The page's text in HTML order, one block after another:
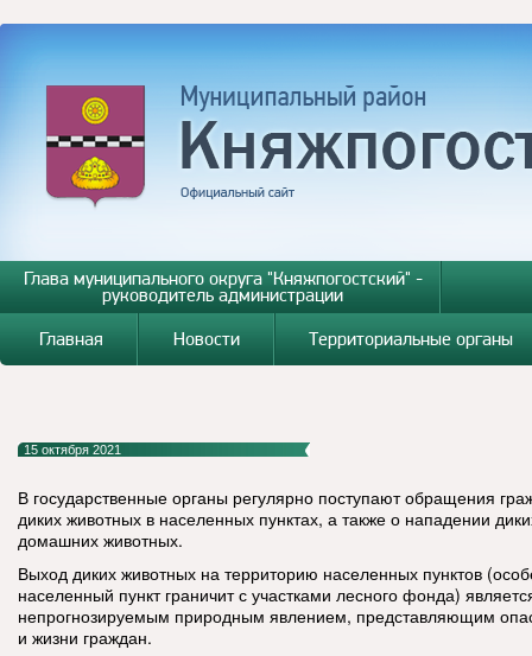
Глава муниципального округа "Княжпогостский" -
руководитель администрации
Главная
Новости Территориальные органы
15 октября 2021
В государственные органы регулярно поступают обращения
диких животных в населенных пунктах, а также о нападении
домашних животных.
Выход диких животных на территорию населенных пунктов
населенный пункт граничит с участками лесного фонда)
непрогнозируемым природным явлением, представляющим
и жизни граждан.